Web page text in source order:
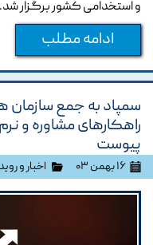
و استخدامی کشور برگزار شد.
ادامه مطلب
​​​​​​​سمپاد به جمع سازمان
راهکارهای مشاوره و
پیوست
۱۶ بهمن ۰۳ اخبار و